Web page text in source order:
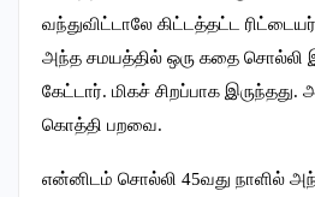
வந்துவிட்டாலே கிட்டத்தட்ட
அந்த சமயத்தில் ஒரு கதை சொல்லி
கேட்டார். மிகச் சிறப்பாக
கொத்தி பறவை.
என்னிடம் சொல்லி 45வது நாளில்